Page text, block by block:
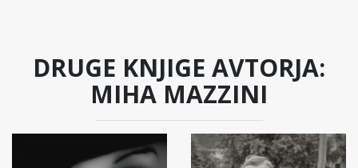
DRUGE KNJIGE AVTORJA:
MIHA MAZZINI